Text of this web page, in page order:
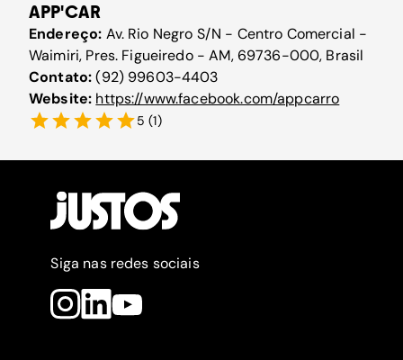
APP'CAR
Endereço: Av. Rio Negro S/N - Centro Comercial -
Waimiri, Pres. Figueiredo - AM, 69736-000, Brasil
Contato:(92) 99603-4403
Website: https://www.facebook.com/appcarro
5 (1)
Siga nas redes sociais